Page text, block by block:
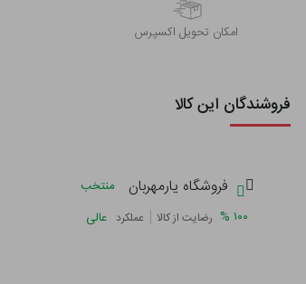
اﻣﮑﺎن ﺗﺤﻮﯾﻞ اﮐﺴﭙﺮس
فروشندگان این کالا
فروشگاه یارمهربان
منتخب
۱۰۰ % رضایت از کالا | عملکرد عالی